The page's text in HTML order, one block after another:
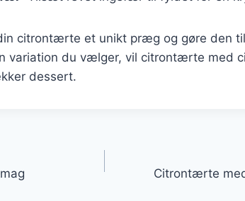
citrontærte et unikt præg og gøre den
variation du vælger, vil citrontærte med
dessert.
Citrontærte